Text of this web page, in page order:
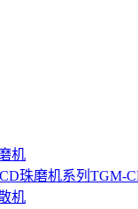
机
珠磨机系列 TGM-
机